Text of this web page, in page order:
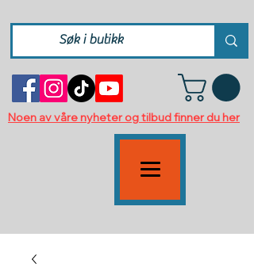
Noen av våre nyheter og tilbud finner du her